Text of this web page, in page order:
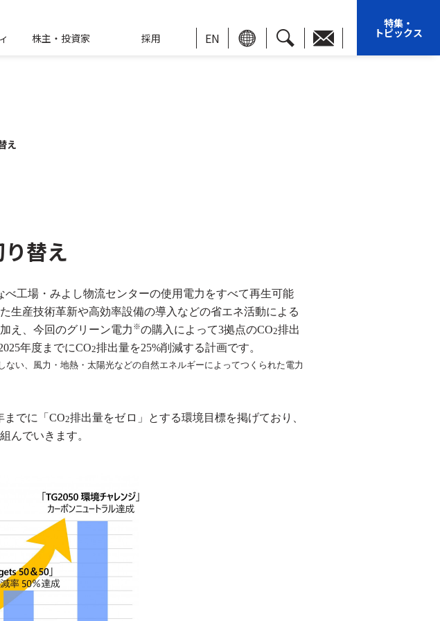
株主・投資家 採用 EN
特集・
トピックス
え
替え
べ工場・みよし物流センターの使用電力をすべて再生可能
生産技術革新や高効率設備の導入などの省エネ活動による
え、今回のグリーン電力 ※の購入によって3拠点のCO2排出
年度までにCO2排出量を25%削減する計画です。
ない、風力・地熱・太陽光などの自然エネルギーによってつくられた電力
までに「CO2排出量をゼロ」とする環境目標を掲げており、
んでいきます。